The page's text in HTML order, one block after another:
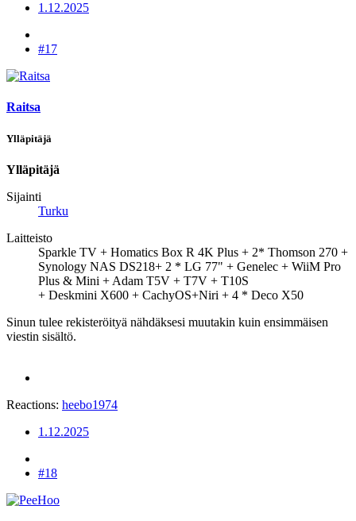
1.12.2025
#17
Raitsa
Ylläpitäjä
Ylläpitäjä
Sijainti
Turku
Laitteisto
Sparkle TV + Homatics Box R 4K Plus + 2* Thomson 270 +
Synology NAS DS218+ 2 * LG 77" + Genelec + WiiM Pro
Plus & Mini + Adam T5V + T7V + T10S
+ Deskmini X600 + CachyOS+Niri + 4 * Deco X50
Sinun tulee rekisteröityä nähdäksesi muutakin kuin ensimmäisen
viestin sisältö.
Reactions: heebo1974
1.12.2025
#18